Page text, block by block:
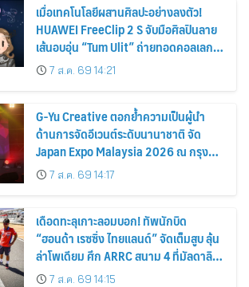
เมื่อเทคโนโลยีผสานศิลปะอย่างลงตัว!
HUAWEI FreeClip 2 S จับมือศิลปินลาย
เส้นอบอุ่น “Tum Ulit” ถ่ายทอดคอลเลก
ชันพิเศษ “Space Explorer” สลักลายเส้น
บนเคสหูฟัง
7 ส.ค. 69 14:21
G-Yu Creative ตอกย้ำความเป็นผู้นำ
ด้านการจัดอีเวนต์ระดับนานาชาติ จัด
Japan Expo Malaysia 2026 ณ กรุง
กัวลาลัมเปอร์อย่างยิ่งใหญ่
7 ส.ค. 69 14:17
เดือดทะลุเกาะลอมบอก! ทัพนักบิด
“ฮอนด้า เรซซิ่ง ไทยแลนด์” จัดเต็มสูบ ลุ้น
ล่าโพเดียม ศึก ARRC สนาม 4 ที่มัลดาลิ
กา 7 ส.ค. 69 14:15